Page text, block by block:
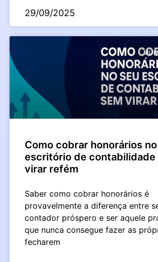
29/09/2025
Como cobrar honorários
escritório de contabilidade
virar refém
Saber como cobrar honorários é
provavelmente a diferença entre
contador próspero e ser aquele
que nunca consegue fazer as
fecharem